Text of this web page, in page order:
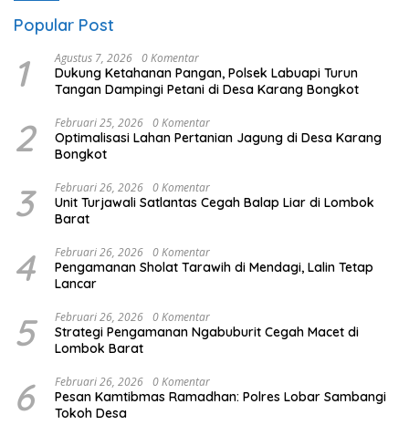
Popular Post
1 Agustus 7, 2026 0 Komentar
Dukung Ketahanan Pangan, Polsek Labuapi Turun
Tangan Dampingi Petani di Desa Karang Bongkot
2 Februari 25, 2026 0 Komentar
Optimalisasi Lahan Pertanian Jagung di Desa Karang
Bongkot
3 Februari 26, 2026 0 Komentar
Unit Turjawali Satlantas Cegah Balap Liar di Lombok
Barat
4 Februari 26, 2026 0 Komentar
Pengamanan Sholat Tarawih di Mendagi, Lalin Tetap
Lancar
5 Februari 26, 2026 0 Komentar
Strategi Pengamanan Ngabuburit Cegah Macet di
Lombok Barat
6 Februari 26, 2026 0 Komentar
Pesan Kamtibmas Ramadhan: Polres Lobar Sambangi
Tokoh Desa